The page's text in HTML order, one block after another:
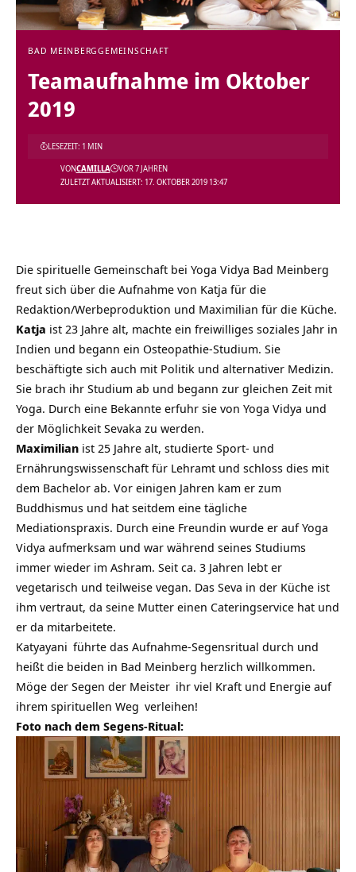
BAD MEINBERGGEMEINSCHAFT
Teamaufnahme im Oktober
2019
ZULETZT AKTUALISIERT: 17. OKTOBER 2019 13:47
VONCAMILLA VOR 7 JAHREN
LESEZEIT: 1 MIN
Die spirituelle Gemeinschaft bei Yoga Vidya Bad Meinberg
freut sich über die Aufnahme von Katja für die
Redaktion/Werbeproduktion und Maximilian für die Küche.
Katja ist 23 Jahre alt, machte ein freiwilliges soziales Jahr in
Indien und begann ein Osteopathie-Studium. Sie
beschäftigte sich auch mit Politik und alternativer Medizin.
Sie brach ihr Studium ab und begann zur gleichen Zeit mit
Yoga. Durch eine Bekannte erfuhr sie von Yoga Vidya und
der Möglichkeit Sevaka zu werden.
Maximilian ist 25 Jahre alt, studierte Sport- und
Ernährungswissenschaft für Lehramt und schloss dies mit
dem Bachelor ab. Vor einigen Jahren kam er zum
Buddhismus und hat seitdem eine tägliche
Mediationspraxis. Durch eine Freundin wurde er auf Yoga
Vidya aufmerksam und war während seines Studiums
immer wieder im Ashram. Seit ca. 3 Jahren lebt er
vegetarisch und teilweise vegan. Das Seva in der Küche ist
ihm vertraut, da seine Mutter einen Cateringservice hat und
er da mitarbeitete.
Katyayani führte das Aufnahme-Segensritual durch und
heißt die beiden in Bad Meinberg herzlich willkommen.
Möge der Segen der Meister ihr viel Kraft und Energie auf
ihrem spirituellen Weg verleihen!
Foto nach dem Segens-Ritual: